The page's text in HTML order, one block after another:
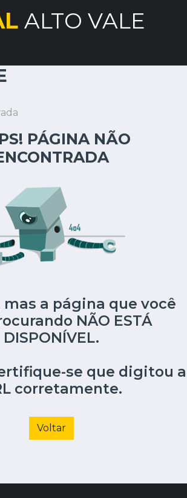
ALTO VALE
PÁGINA NÃO
mas a página que você
NÃO ESTÁ
DISPONÍVEL.
se que digitou a
corretamente.
Voltar